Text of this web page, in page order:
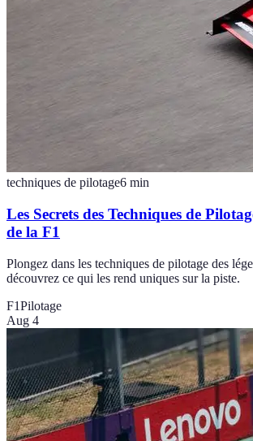
techniques de pilotage6 min
Les Secrets des Techniques de
de la F1
Plongez dans les techniques de pilotage des
découvrez ce qui les rend uniques sur la piste.
F1Pilotage
Aug 4